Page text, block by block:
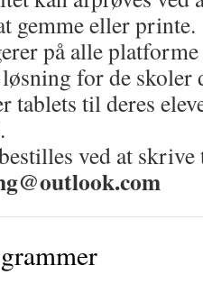
gemme eller printe.
på alle
for de skoler
tablets til deres
ved at skrive